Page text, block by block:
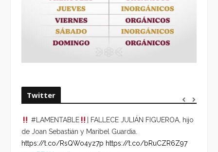
Twitter
#LAMENTABLE
| FALLECE JULIÁN FIGUEROA, hijo
de Joan Sebastián y Maribel Guardia.
https://t.co/RsQWo4yz7p https://t.co/bRuCZR6Z97